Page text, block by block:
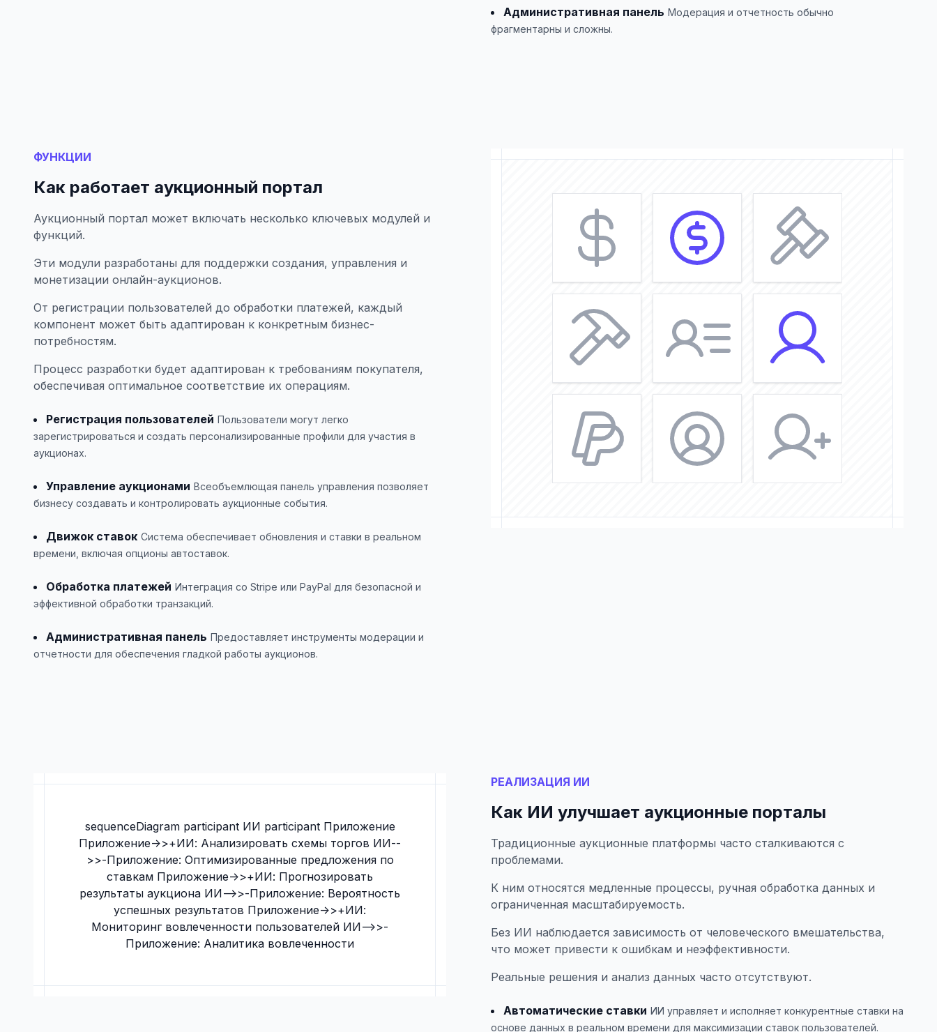
Административная панель Модерация и отчетность обычно
фрагментарны и сложны.
ФУНКЦИИ
Как работает аукционный портал
Аукционный портал может включать несколько ключевых модулей и
функций.
Эти модули разработаны для поддержки создания, управления и
монетизации онлайн-аукционов.
От регистрации пользователей до обработки платежей, каждый
компонент может быть адаптирован к конкретным бизнес-
потребностям.
Процесс разработки будет адаптирован к требованиям покупателя,
обеспечивая оптимальное соответствие их операциям.
Регистрация пользователей Пользователи могут легко
зарегистрироваться и создать персонализированные профили для участия в
аукционах.
Управление аукционами Всеобъемлющая панель управления позволяет
бизнесу создавать и контролировать аукционные события.
Движок ставок Система обеспечивает обновления и ставки в реальном
времени, включая опционы автоставок.
Обработка платежей Интеграция со Stripe или PayPal для безопасной и
эффективной обработки транзакций.
Административная панель Предоставляет инструменты модерации и
отчетности для обеспечения гладкой работы аукционов.
sequenceDiagram participant ИИ participant Приложение
Приложение->>+ИИ: Анализировать схемы торгов ИИ--
>>-Приложение: Оптимизированные предложения по
ставкам Приложение->>+ИИ: Прогнозировать
результаты аукциона ИИ-->>-Приложение: Вероятность
успешных результатов Приложение->>+ИИ:
Мониторинг вовлеченности пользователей ИИ-->>-
Приложение: Аналитика вовлеченности
РЕАЛИЗАЦИЯ ИИ
Как ИИ улучшает аукционные порталы
Традиционные аукционные платформы часто сталкиваются с
проблемами.
К ним относятся медленные процессы, ручная обработка данных и
ограниченная масштабируемость.
Без ИИ наблюдается зависимость от человеческого вмешательства,
что может привести к ошибкам и неэффективности.
Реальные решения и анализ данных часто отсутствуют.
Автоматические ставки ИИ управляет и исполняет конкурентные ставки на
основе данных в реальном времени для максимизации ставок пользователей.